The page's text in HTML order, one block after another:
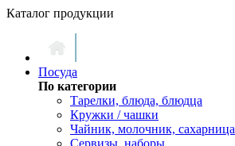
Каталог продукции
Посуда
По категории
Тарелки, блюда, блюдца
Кружки / чашки
Чайник, молочник, сахарница
Сервизы, наборы